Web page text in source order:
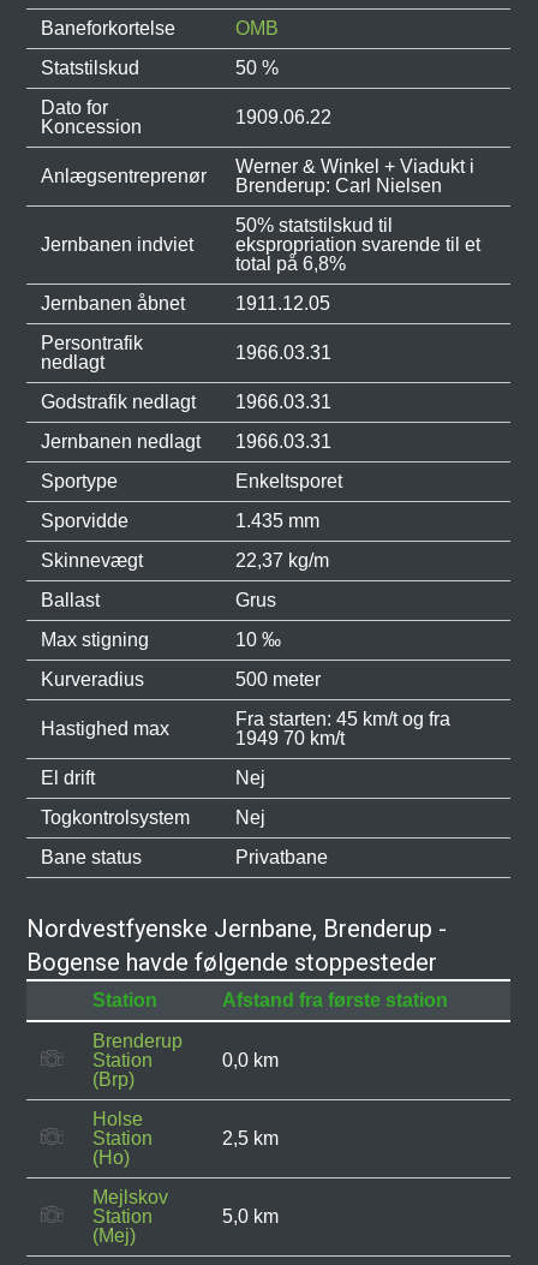
Baneforkortelse
OMB
Statstilskud
50 %
Dato for
Koncession
1909.06.22
Anlægsentreprenør
Werner & Winkel + Viadukt i
Brenderup: Carl Nielsen
Jernbanen indviet
50% statstilskud til
ekspropriation svarende til et
total på 6,8%
Jernbanen åbnet
1911.12.05
Persontrafik
nedlagt
1966.03.31
Godstrafik nedlagt
1966.03.31
Jernbanen nedlagt
1966.03.31
Sportype
Enkeltsporet
Sporvidde
1.435 mm
Skinnevægt
22,37 kg/m
Ballast
Grus
Max stigning
10 ‰
Kurveradius
500 meter
Hastighed max
Fra starten: 45 km/t og fra
1949 70 km/t
El drift
Nej
Togkontrolsystem
Nej
Bane status
Privatbane
Nordvestfyenske Jernbane, Brenderup -
Bogense havde følgende stoppesteder
Station
Afstand fra første station
Brenderup
Station
(Brp)
0,0 km
Holse
Station
(Ho)
2,5 km
Mejlskov
Station
(Mej)
5,0 km